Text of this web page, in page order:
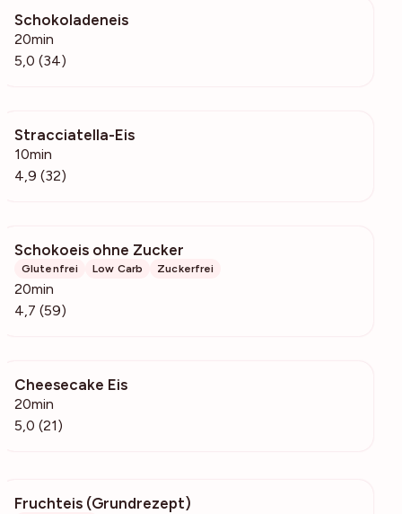
Schokoladeneis
20min
5,0 (34)
Stracciatella-Eis
10min
4,9 (32)
Schokoeis ohne Zucker
Glutenfrei Low Carb Zuckerfrei
20min
4,7 (59)
Cheesecake Eis
20min
5,0 (21)
Fruchteis (Grundrezept)